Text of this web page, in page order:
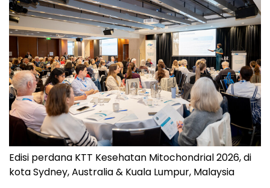
Edisi perdana KTT Kesehatan Mitochondrial 2026, di
kota Sydney, Australia & Kuala Lumpur, Malaysia